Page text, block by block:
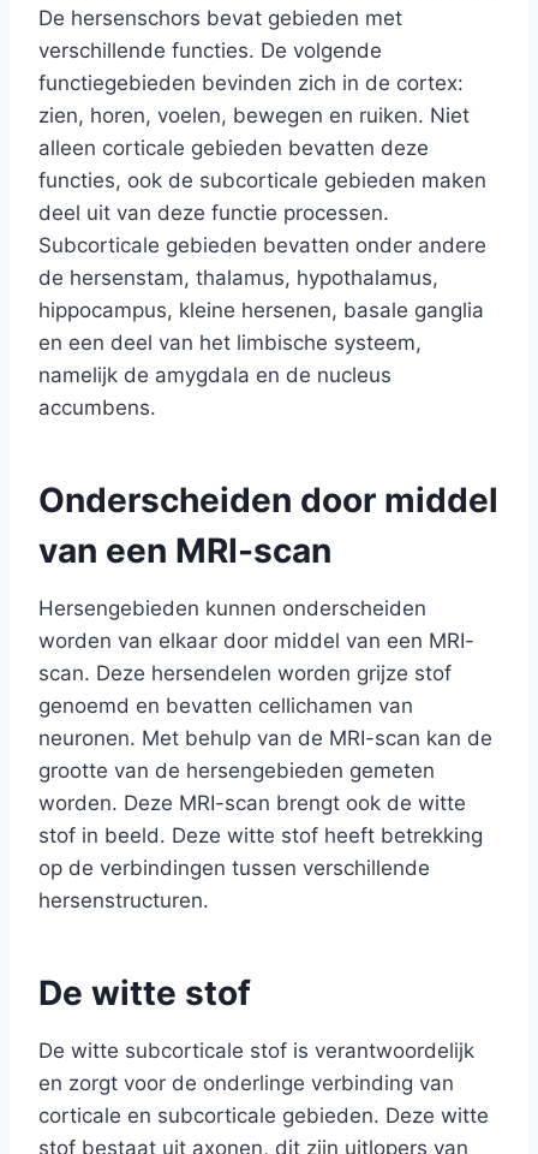
De hersenschors bevat gebieden met
verschillende functies. De volgende
functiegebieden bevinden zich in de cortex:
zien, horen, voelen, bewegen en ruiken. Niet
alleen corticale gebieden bevatten deze
functies, ook de subcorticale gebieden maken
deel uit van deze functie processen.
Subcorticale gebieden bevatten onder andere
de hersenstam, thalamus, hypothalamus,
hippocampus, kleine hersenen, basale ganglia
en een deel van het limbische systeem,
namelijk de amygdala en de nucleus
accumbens.
Onderscheiden door middel
van een MRI-scan
Hersengebieden kunnen onderscheiden
worden van elkaar door middel van een MRI-
scan. Deze hersendelen worden grijze stof
genoemd en bevatten cellichamen van
neuronen. Met behulp van de MRI-scan kan de
grootte van de hersengebieden gemeten
worden. Deze MRI-scan brengt ook de witte
stof in beeld. Deze witte stof heeft betrekking
op de verbindingen tussen verschillende
hersenstructuren.
De witte stof
De witte subcorticale stof is verantwoordelijk
en zorgt voor de onderlinge verbinding van
corticale en subcorticale gebieden. Deze witte
stof bestaat uit axonen, dit zijn uitlopers van